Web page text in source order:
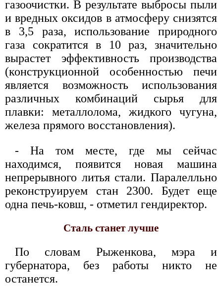
газоочистки. В результате выбросы пыли
и вредных оксидов в атмосферу снизятся
в 3,5 раза, использование природного
газа сократится в 10 раз, значительно
вырастет эффективность производства
(конструкционной особенностью печи
является возможность использования
различных комбинаций сырья для
плавки: металлолома, жидкого чугуна,
железа прямого восстановления).
- На том месте, где мы сейчас
находимся, появится новая машина
непрерывного литья стали. Паралелльно
реконструируем стан 2300. Будет еще
одна печь-ковш, - отметил гендиректор.
Сталь станет лучше
По словам Рыженкова, мэра и
губернатора, без работы никто не
останется.